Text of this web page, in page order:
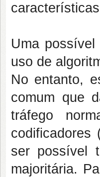
Uma
uso de
No entanto,
comum que
tráfego
ser possível
majoritária.